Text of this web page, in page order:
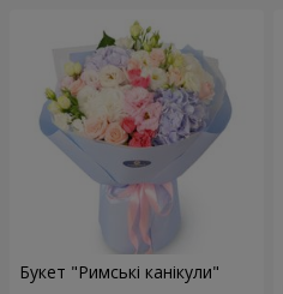
Букет "Римські канікули"